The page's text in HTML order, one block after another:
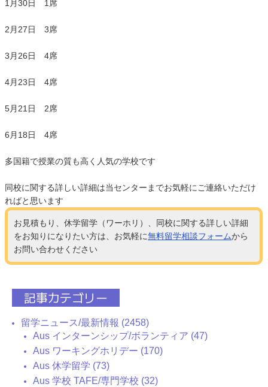
1月30日 1席
2月27日 3席
3月26日 4席
4月23日 4席
5月21日 2席
6月18日 4席
多国籍で授業の質も高く人気の学校です
同校に関する詳しい詳細は当センターまでお気軽にご連絡いただけ
ればと思います
お見積もり、休学留学（ワーホリ）、同校に関する詳しい詳細
をお知りになりたい方は、お気軽に無料留学相談フォームから
お問い合わせください
記事カテゴリー
留学ニュース/最新情報 (2458)
Aus インターンシップ/ボランティア (47)
Aus ワーキングホリデー (170)
Aus 休学留学 (73)
Aus 学校 TAFE/専門学校 (32)